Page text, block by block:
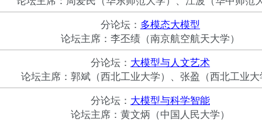
分论坛： 多模态大模型
论坛主席：李丕绩（南京航空航天大学）
分论坛： 大模型与人文艺术
论坛主席：郭斌（西北工业大学）、张盈（西北工业大
分论坛： 大模型与科学智能
论坛主席：黄文炳（中国人民大学）